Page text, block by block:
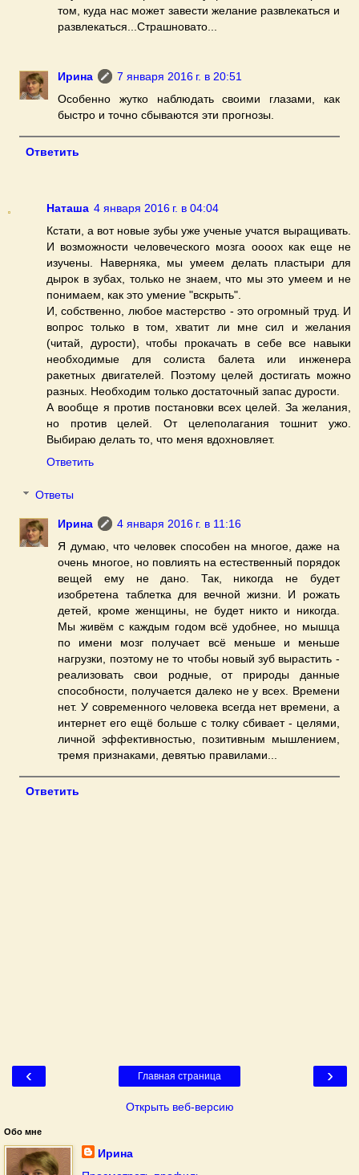
том, куда нас может завести желание развлекаться и
развлекаться...Страшновато...
Ирина
7 января 2016 г. в 20:51
Особенно жутко наблюдать своими глазами, как
быстро и точно сбываются эти прогнозы.
Ответить
Наташа 4 января 2016 г. в 04:04
Кстати, а вот новые зубы уже ученые учатся выращивать.
И возможности человеческого мозга оооох как еще не
изучены. Наверняка, мы умеем делать пластыри для
дырок в зубах, только не знаем, что мы это умеем и не
понимаем, как это умение "вскрыть".
И, собственно, любое мастерство - это огромный труд. И
вопрос только в том, хватит ли мне сил и желания
(читай, дурости), чтобы прокачать в себе все навыки
необходимые для солиста балета или инженера
ракетных двигателей. Поэтому целей достигать можно
разных. Необходим только достаточный запас дурости.
А вообще я против постановки всех целей. За желания,
но против целей. От целеполагания тошнит ужо.
Выбираю делать то, что меня вдохновляет.
Ответить
Ответы
Ирина
4 января 2016 г. в 11:16
Я думаю, что человек способен на многое, даже на
очень многое, но повлиять на естественный порядок
вещей ему не дано. Так, никогда не будет
изобретена таблетка для вечной жизни. И рожать
детей, кроме женщины, не будет никто и никогда.
Мы живём с каждым годом всё удобнее, но мышца
по имени мозг получает всё меньше и меньше
нагрузки, поэтому не то чтобы новый зуб вырастить -
реализовать свои родные, от природы данные
способности, получается далеко не у всех. Времени
нет. У современного человека всегда нет времени, а
интернет его ещё больше с толку сбивает - целями,
личной эффективностью, позитивным мышлением,
тремя признаками, девятью правилами...
Ответить
‹ ›
Главная страница
Открыть веб-версию
Обо мне
Ирина